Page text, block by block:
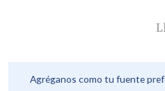
Agréganos como tu fuente